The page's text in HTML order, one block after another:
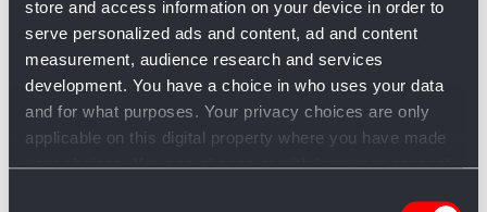
store and access information on your device in order to
serve personalized ads and content, ad and content
measurement, audience research and services
development. You have a choice in who uses your data
and for what purposes. Your privacy choices are only
applicable on this digital property where you have made
your choices. You can change or withdraw your consent
Infradito-sandalo estivi
artigianali